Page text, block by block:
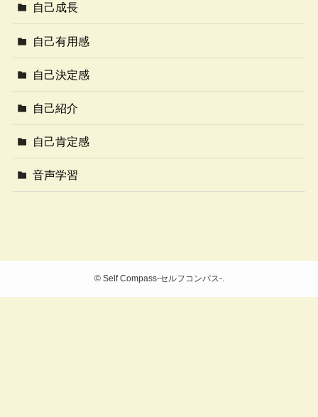
自己成長
自己有用感
自己決定感
自己紹介
自己肯定感
音声学習
©Self Compass-セルフコンパス-.